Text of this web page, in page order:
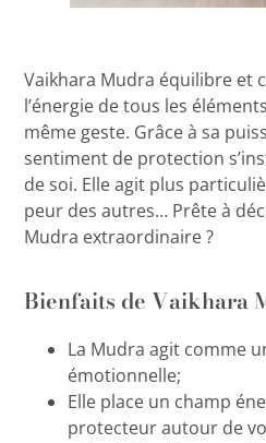
Vaikhara Mudra équilibre et
l’énergie de tous les
même geste. Grâce à sa
sentiment de protection
de soi. Elle agit plus
peur des autres… Prête à
Mudra extraordinaire ?
Bienfaits de Vaikhara
La Mudra agit comme
émotionnelle;
Elle place un champ
protecteur autour de